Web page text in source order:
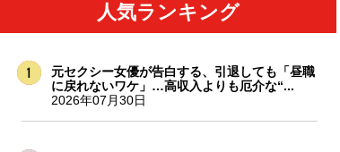
人気ランキング
元セクシー女優が告白する、引退しても「昼職
に戻れないワケ」…高収入よりも厄介な“...
2026年07月30日